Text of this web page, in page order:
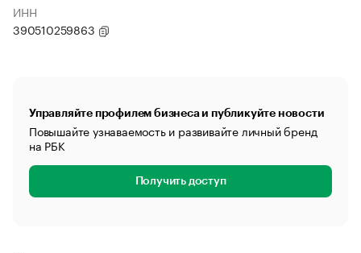
ИНН
390510259863
Управляйте профилем бизнеса и публикуйте новости
Повышайте узнаваемость и развивайте личный бренд
на РБК
Получить доступ